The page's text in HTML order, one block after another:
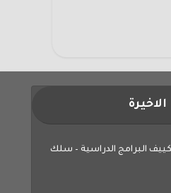
الاخيرة
البرامج الدراسية – سلك